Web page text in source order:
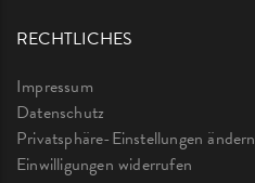
RECHTLICHES
Impressum
Datenschutz
Privatsphäre-Einstellungen ändern
Einwilligungen widerrufen